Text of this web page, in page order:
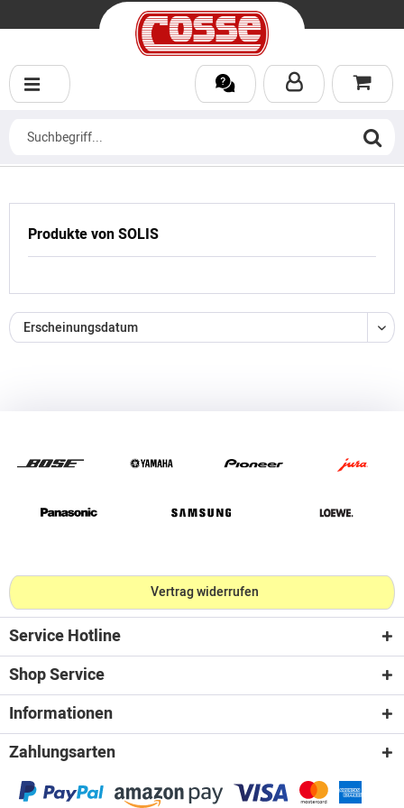
Produkte von SOLIS
Vertrag widerrufen
Service Hotline
Shop Service
Informationen
Zahlungsarten